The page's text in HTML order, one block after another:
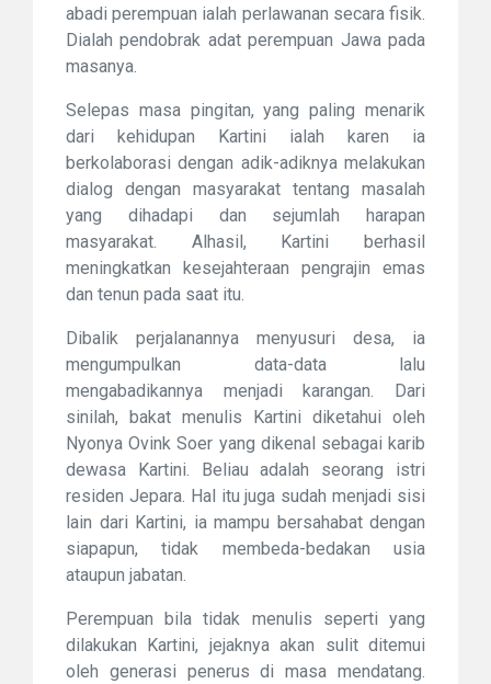
abadi perempuan ialah perlawanan secara fisik.
Dialah pendobrak adat perempuan Jawa pada
masanya.
Selepas masa pingitan, yang paling menarik
dari kehidupan Kartini ialah karen ia
berkolaborasi dengan adik-adiknya melakukan
dialog dengan masyarakat tentang masalah
yang dihadapi dan sejumlah harapan
masyarakat. Alhasil, Kartini berhasil
meningkatkan kesejahteraan pengrajin emas
dan tenun pada saat itu.
Dibalik perjalanannya menyusuri desa, ia
mengumpulkan data-data lalu
mengabadikannya menjadi karangan. Dari
sinilah, bakat menulis Kartini diketahui oleh
Nyonya Ovink Soer yang dikenal sebagai karib
dewasa Kartini. Beliau adalah seorang istri
residen Jepara. Hal itu juga sudah menjadi sisi
lain dari Kartini, ia mampu bersahabat dengan
siapapun, tidak membeda-bedakan usia
ataupun jabatan.
Perempuan bila tidak menulis seperti yang
dilakukan Kartini, jejaknya akan sulit ditemui
oleh generasi penerus di masa mendatang.